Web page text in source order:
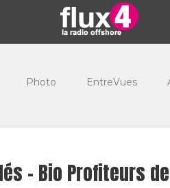
Photo EntreVues
- Bio Profiteurs